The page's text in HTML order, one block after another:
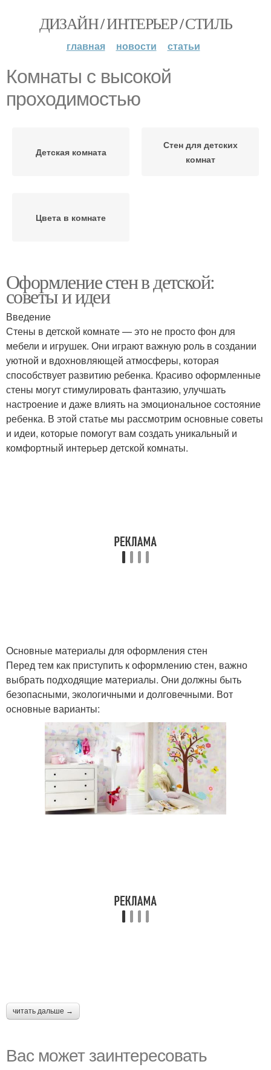
ДИЗАЙН / ИНТЕРЬЕР / СТИЛЬ
главная новости статьи
Комнаты с высокой
проходимостью
Детская комната
Стен для детских
комнат
Цвета в комнате
Оформление стен в детской:
советы и идеи
Введение
Стены в детской комнате — это не просто фон для
мебели и игрушек. Они играют важную роль в создании
уютной и вдохновляющей атмосферы, которая
способствует развитию ребенка. Красиво оформленные
стены могут стимулировать фантазию, улучшать
настроение и даже влиять на эмоциональное состояние
ребенка. В этой статье мы рассмотрим основные советы
и идеи, которые помогут вам создать уникальный и
комфортный интерьер детской комнаты.
Основные материалы для оформления стен
Перед тем как приступить к оформлению стен, важно
выбрать подходящие материалы. Они должны быть
безопасными, экологичными и долговечными. Вот
основные варианты:
читать дальше →
Вас может заинтересовать